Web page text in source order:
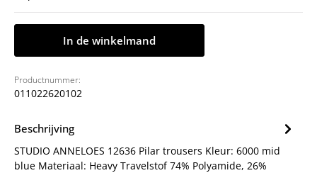
In de winkelmand
Productnummer:
011022620102
Beschrijving
STUDIO ANNELOES 12636 Pilar trousers Kleur: 6000 mid
blue Materiaal: Heavy Travelstof 74% Polyamide, 26%